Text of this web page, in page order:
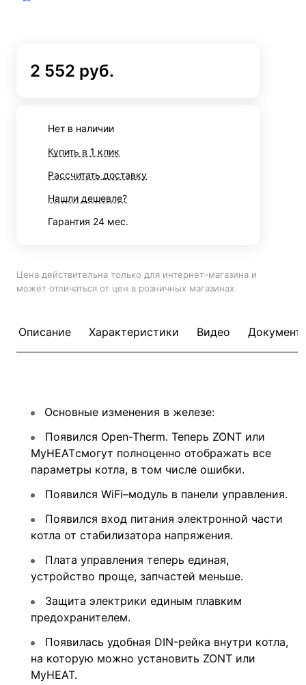
2 552 руб.
Нет в наличии
Купить в 1 клик
Рассчитать доставку
Нашли дешевле?
Гарантия 24 мес.
Цена действительна только для интернет-магазина и
может отличаться от цен в розничных магазинах
Описание Характеристики Видео
Основные изменения в железе:
Появился Open-Therm. Теперь ZONT или
MyHEATсмогут полноценно отображать все
параметры котла, в том числе ошибки.
Появился WiFi–модуль в панели управления.
Появился вход питания электронной части
котла от стабилизатора напряжения.
Плата управления теперь единая,
устройство проще, запчастей меньше.
Защита электрики единым плавким
предохранителем.
Появилась удобная DIN-рейка внутри котла,
на которую можно установить ZONT или
MyHEAT.